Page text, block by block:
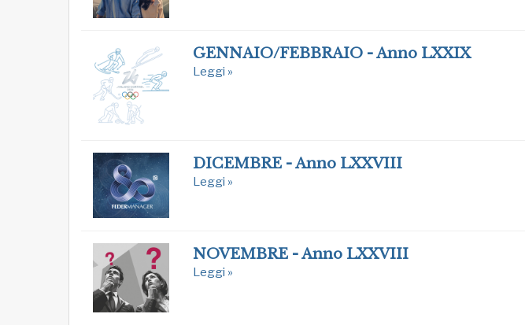
GENNAIO/FEBBRAIO - Anno LXXIX
Leggi »
DICEMBRE - Anno LXXVIII
Leggi »
NOVEMBRE - Anno LXXVIII
Leggi »